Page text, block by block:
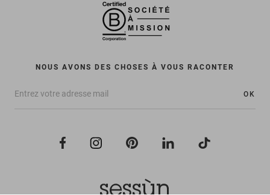
NOUS AVONS DES CHOSES À VOUS RACONTER
OK